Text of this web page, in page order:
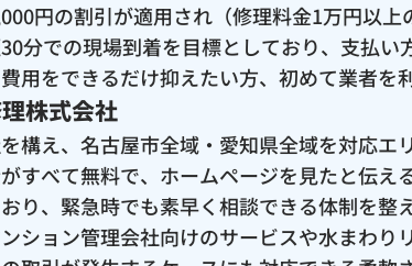
円の割引が適用され（修理料金1万円以
分での現場到着を目標としており、支払い
用をできるだけ抑えたい方、初めて業者を
株式会社
構え、名古屋市全域・愛知県全域を対応エ
すべて無料で、ホームページを見たと伝
り、緊急時でも素早く相談できる体制を
ション管理会社向けのサービスや水まわ